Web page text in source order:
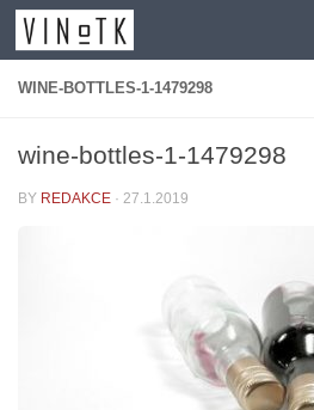
Skip to content
WINE-BOTTLES-1-1479298
wine-bottles-1-1479298
BY REDAKCE · 27.1.2019